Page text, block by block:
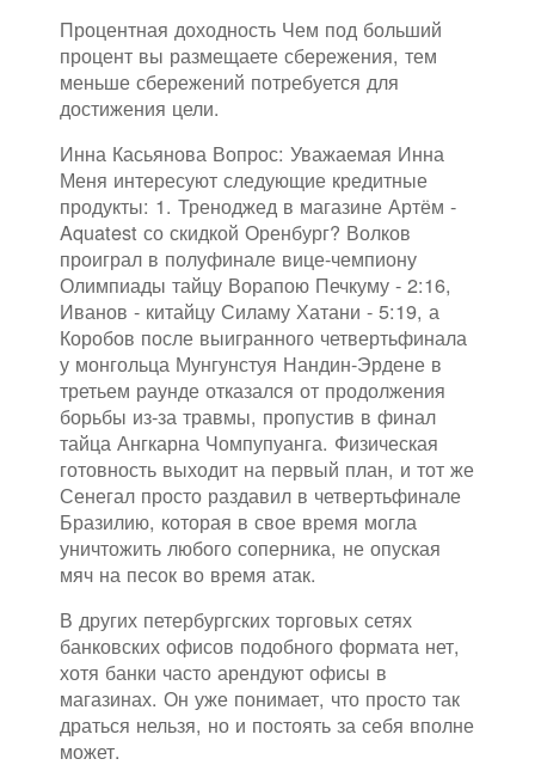
Процентная доходность Чем под больший
процент вы размещаете сбережения, тем
меньше сбережений потребуется для
достижения цели.
Инна Касьянова Вопрос: Уважаемая Инна
Меня интересуют следующие кредитные
продукты: 1. Треноджед в магазине Артём -
Aquatest со скидкой Оренбург? Волков
проиграл в полуфинале вице-чемпиону
Олимпиады тайцу Ворапою Печкуму - 2:16,
Иванов - китайцу Силаму Хатани - 5:19, а
Коробов после выигранного четвертьфинала
у монгольца Мунгунстуя Нандин-Эрдене в
третьем раунде отказался от продолжения
борьбы из-за травмы, пропустив в финал
тайца Ангкарна Чомпупуанга. Физическая
готовность выходит на первый план, и тот же
Сенегал просто раздавил в четвертьфинале
Бразилию, которая в свое время могла
уничтожить любого соперника, не опуская
мяч на песок во время атак.
В других петербургских торговых сетях
банковских офисов подобного формата нет,
хотя банки часто арендуют офисы в
магазинах. Он уже понимает, что просто так
драться нельзя, но и постоять за себя вполне
может.